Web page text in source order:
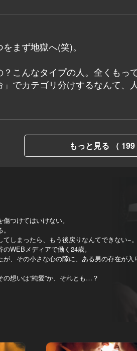
まず地獄へ(笑)。
こんなタイプの人。全くもっ
でカテゴリ分けするなんて、
もっと見る （ 199
つけてはいけない。
しまったら、もう後戻りなんてできない−。
WEBメディアで働く24歳。
、その小さな心の隙に、ある男の存在が入
想いは“純愛”か、それとも…？